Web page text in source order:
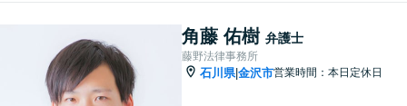
角藤 佑樹 弁護士
藤野法律事務所
石川県|金沢市営業時間：本日定休日